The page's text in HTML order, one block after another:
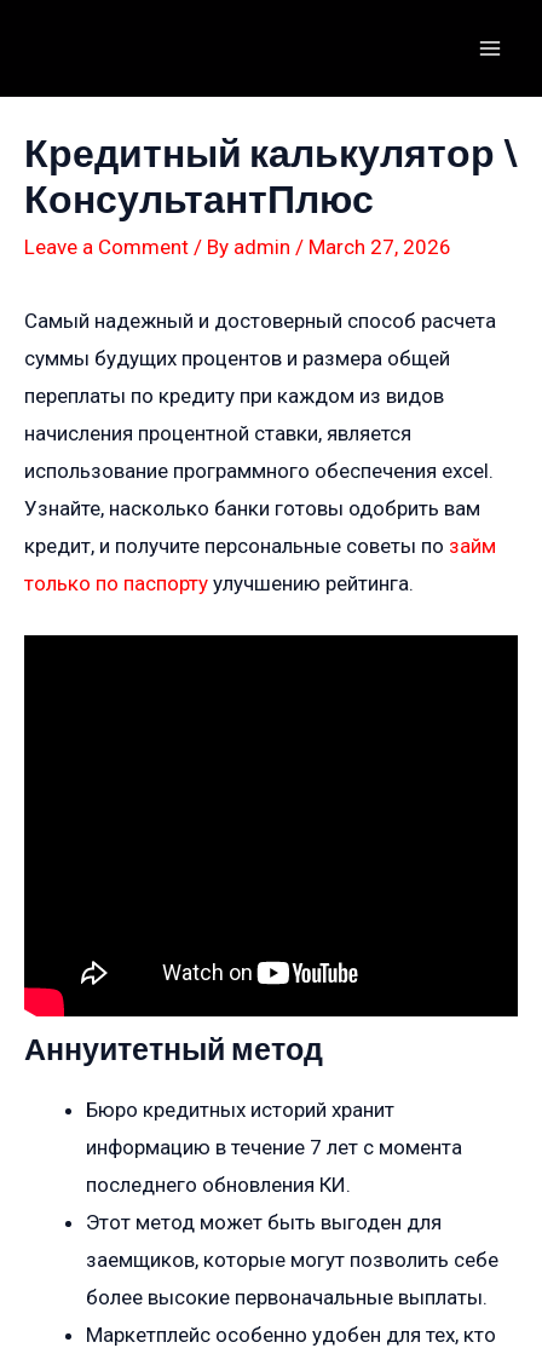
content
Кредитный калькулятор \
КонсультантПлюс
Leave a Comment / By admin / March 27, 2026
Самый надежный и достоверный способ расчета
суммы будущих процентов и размера общей
переплаты по кредиту при каждом из видов
начисления процентной ставки, является
использование программного обеспечения excel.
Узнайте, насколько банки готовы одобрить вам
кредит, и получите персональные советы по займ
только по паспорту улучшению рейтинга.
Аннуитетный метод
Бюро кредитных историй хранит
информацию в течение 7 лет с момента
последнего обновления КИ.
Этот метод может быть выгоден для
заемщиков, которые могут позволить себе
более высокие первоначальные выплаты.
Маркетплейс особенно удобен для тех, кто